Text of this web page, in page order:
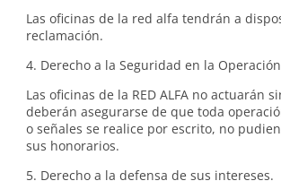
Las oficinas de la red alfa tendrán a
reclamación.
4. Derecho a la Seguridad en la
Las oficinas de la RED ALFA no actuarán
deberán asegurarse de que toda
o señales se realice por escrito, no
sus honorarios.
5. Derecho a la defensa de sus intereses.